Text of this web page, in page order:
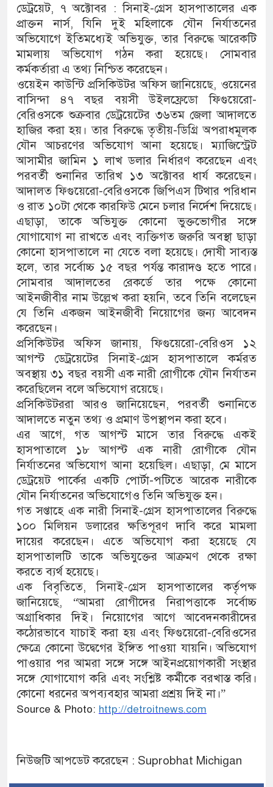
ডেট্রয়েট, ৭ অক্টোবর : সিনাই-গ্রেস হাসপাতালের এক
প্রাক্তন নার্স, যিনি দুই মহিলাকে যৌন নির্যাতনের
অভিযোগে ইতিমধ্যেই অভিযুক্ত, তার বিরুদ্ধে আরেকটি
মামলায় অভিযোগ গঠন করা হয়েছে। সোমবার
কর্মকর্তারা এ তথ্য নিশ্চিত করেছেন।
ওয়েইন কাউন্টি প্রসিকিউটর অফিস জানিয়েছে, ওয়েনের
বাসিন্দা ৪৭ বছর বয়সী উইলফ্রেডো ফিগুয়েরো-
বেরিওসকে শুক্রবার ডেট্রয়েটের ৩৬তম জেলা আদালতে
হাজির করা হয়। তার বিরুদ্ধে তৃতীয়-ডিগ্রি অপরাধমূলক
যৌন আচরণের অভিযোগ আনা হয়েছে। ম্যাজিস্ট্রেট
আসামীর জামিন ১ লাখ ডলার নির্ধারণ করেছেন এবং
পরবর্তী শুনানির তারিখ ১৩ অক্টোবর ধার্য করেছেন।
আদালত ফিগুয়েরো-বেরিওসকে জিপিএস টিথার পরিধান
ও রাত ১০টা থেকে কারফিউ মেনে চলার নির্দেশ দিয়েছে।
এছাড়া, তাকে অভিযুক্ত কোনো ভুক্তভোগীর সঙ্গে
যোগাযোগ না রাখতে এবং ব্যক্তিগত জরুরি অবস্থা ছাড়া
কোনো হাসপাতালে না যেতে বলা হয়েছে। দোষী সাব্যস্ত
হলে, তার সর্বোচ্চ ১৫ বছর পর্যন্ত কারাদণ্ড হতে পারে।
সোমবার আদালতের রেকর্ডে তার পক্ষে কোনো
আইনজীবীর নাম উল্লেখ করা হয়নি, তবে তিনি বলেছেন
যে তিনি একজন আইনজীবী নিয়োগের জন্য আবেদন
করেছেন।
প্রসিকিউটর অফিস জানায়, ফিগুয়েরো-বেরিওস ১২
আগস্ট ডেট্রয়েটের সিনাই-গ্রেস হাসপাতালে কর্মরত
অবস্থায় ৩১ বছর বয়সী এক নারী রোগীকে যৌন নির্যাতন
করেছিলেন বলে অভিযোগ রয়েছে।
প্রসিকিউটররা আরও জানিয়েছেন, পরবর্তী শুনানিতে
আদালতে নতুন তথ্য ও প্রমাণ উপস্থাপন করা হবে।
এর আগে, গত আগস্ট মাসে তার বিরুদ্ধে একই
হাসপাতালে ১৮ আগস্ট এক নারী রোগীকে যৌন
নির্যাতনের অভিযোগ আনা হয়েছিল। এছাড়া, মে মাসে
ডেট্রয়েট পার্কের একটি পোর্টা-পটিতে আরেক নারীকে
যৌন নির্যাতনের অভিযোগেও তিনি অভিযুক্ত হন।
গত সপ্তাহে এক নারী সিনাই-গ্রেস হাসপাতালের বিরুদ্ধে
১০০ মিলিয়ন ডলারের ক্ষতিপূরণ দাবি করে মামলা
দায়ের করেছেন। এতে অভিযোগ করা হয়েছে যে
হাসপাতালটি তাকে অভিযুক্তের আক্রমণ থেকে রক্ষা
করতে ব্যর্থ হয়েছে।
এক বিবৃতিতে, সিনাই-গ্রেস হাসপাতালের কর্তৃপক্ষ
জানিয়েছে, “আমরা রোগীদের নিরাপত্তাকে সর্বোচ্চ
অগ্রাধিকার দিই। নিয়োগের আগে আবেদনকারীদের
কঠোরভাবে যাচাই করা হয় এবং ফিগুয়েরো-বেরিওসের
ক্ষেত্রে কোনো উদ্বেগের ইঙ্গিত পাওয়া যায়নি। অভিযোগ
পাওয়ার পর আমরা সঙ্গে সঙ্গে আইনপ্রয়োগকারী সংস্থার
সঙ্গে যোগাযোগ করি এবং সংশ্লিষ্ট কর্মীকে বরখাস্ত করি।
কোনো ধরনের অপব্যবহার আমরা প্রশ্রয় দিই না।”
Source & Photo: http://detroitnews.com
নিউজটি আপডেট করেছেন : Suprobhat Michigan